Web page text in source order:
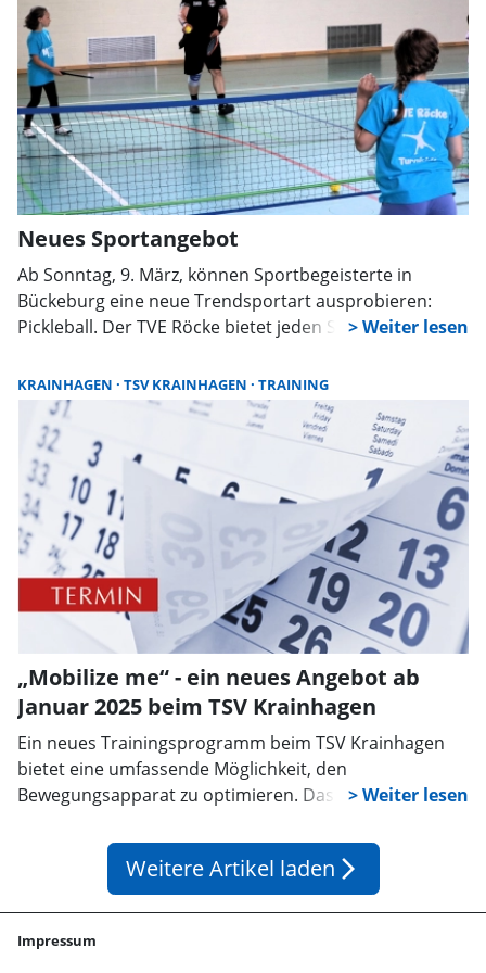
Einrichtungsleiterin Iris Wilkening.
Neues Sportangebot
Ab Sonntag, 9. März, können Sportbegeisterte in
Bückeburg eine neue Trendsportart ausprobieren:
Pickleball. Der TVE Röcke bietet jeden Sonntag ab 17
Unter der fachkundigen Anleitung von Oliver und
Kerstin Jokisch, beide Trainer des Deutschen Pickleball
Verbandes, können Interessierte die Sportart
kennenlernen.
KRAINHAGEN TSV KRAINHAGEN TRAINING
„Mobilize me“ - ein neues Angebot ab
Januar 2025 beim TSV Krainhagen
Ein neues Trainingsprogramm beim TSV Krainhagen
bietet eine umfassende Möglichkeit, den
Bewegungsapparat zu optimieren. Das einstündige
Stretching und Faszienarbeit, um die Beweglichkeit zu
verbessern und das allgemeine Wohlbefinden zu
steigern. Das Programm gliedert sich in drei
Füßen bis zum Kopf sanft mobilisiert, um ihre
Weitere Artikel laden arrow_forward_ios
Impressum